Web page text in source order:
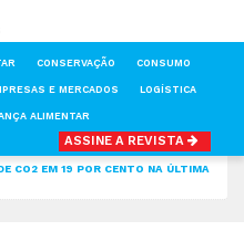
CONSERVAÇÃO CONSUMO
E MERCADOS LOGÍSTICA
ALIMENTAR
ASSINE A REVISTA
ENGARRAFAMENTO
CO2 EM 19 POR CENTO NA ÚLTIMA